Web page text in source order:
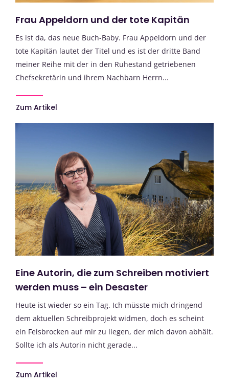
Frau Appeldorn und der tote Kapitän
Es ist da, das neue Buch-Baby. Frau Appeldorn und der
tote Kapitän lautet der Titel und es ist der dritte Band
meiner Reihe mit der in den Ruhestand getriebenen
Chefsekretärin und ihrem Nachbarn Herrn...
Zum Artikel
Eine Autorin, die zum Schreiben motiviert
werden muss – ein Desaster
Heute ist wieder so ein Tag. Ich müsste mich dringend
dem aktuellen Schreibprojekt widmen, doch es scheint
ein Felsbrocken auf mir zu liegen, der mich davon abhält.
Sollte ich als Autorin nicht gerade...
Zum Artikel